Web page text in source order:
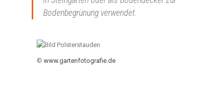
Bodenbegrünung verwendet.
© www.gartenfotografie.de